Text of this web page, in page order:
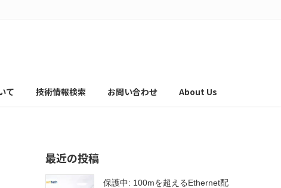
て 技術情報検索 お問い合わせ About Us
最近の投稿
保護中: 100mを超えるEthernet配